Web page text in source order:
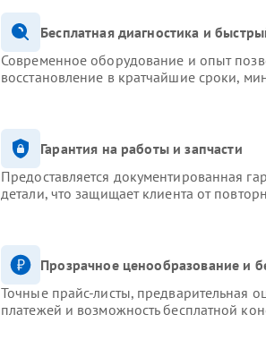
Бесплатная диагностика и
Современное оборудование и опыт
восстановление в кратчайшие сроки,
Гарантия на работы и запчасти
Предоставляется документированная
детали, что защищает клиента от
Прозрачное ценообразование и
Точные прайс-листы, предварительная
платежей и возможность бесплатной